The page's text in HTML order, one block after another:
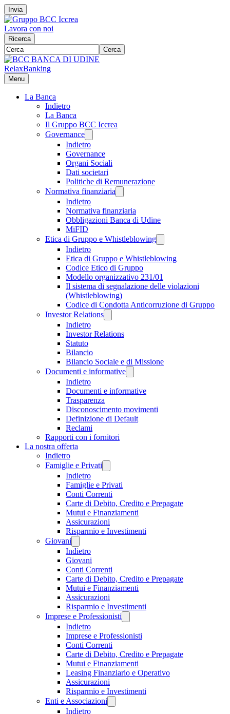
Invia
Lavora con noi
Ricerca
Cerca
RelaxBanking
Menu
La Banca
Indietro
La Banca
Il Gruppo BCC Iccrea
Governance
Indietro
Governance
Organi Sociali
Dati societari
Politiche di Remunerazione
Normativa finanziaria
Indietro
Normativa finanziaria
Obbligazioni Banca di Udine
MiFID
Etica di Gruppo e Whistleblowing
Indietro
Etica di Gruppo e Whistleblowing
Codice Etico di Gruppo
Modello organizzativo 231/01
Il sistema di segnalazione delle violazioni
(Whistleblowing)
Codice di Condotta Anticorruzione di Gruppo
Investor Relations
Indietro
Investor Relations
Statuto
Bilancio
Bilancio Sociale e di Missione
Documenti e informative
Indietro
Documenti e informative
Trasparenza
Disconoscimento movimenti
Definizione di Default
Reclami
Rapporti con i fornitori
La nostra offerta
Indietro
Famiglie e Privati
Indietro
Famiglie e Privati
Conti Correnti
Carte di Debito, Credito e Prepagate
Mutui e Finanziamenti
Assicurazioni
Risparmio e Investimenti
Giovani
Indietro
Giovani
Conti Correnti
Carte di Debito, Credito e Prepagate
Mutui e Finanziamenti
Assicurazioni
Risparmio e Investimenti
Imprese e Professionisti
Indietro
Imprese e Professionisti
Conti Correnti
Carte di Debito, Credito e Prepagate
Mutui e Finanziamenti
Leasing Finanziario e Operativo
Assicurazioni
Risparmio e Investimenti
Enti e Associazioni
Indietro